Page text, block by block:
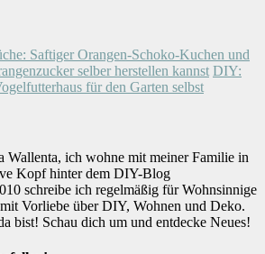
Saftiger Orangen-Schoko-Kuchen und
selber herstellen kannst DIY:
für den Garten selbst
Wallenta, ich wohne mit meiner Familie in
Kopf hinter dem DIY-Blog
schreibe ich regelmäßig für Wohnsinnige
Vorliebe über DIY, Wohnen und Deko.
bist! Schau dich um und entdecke Neues!